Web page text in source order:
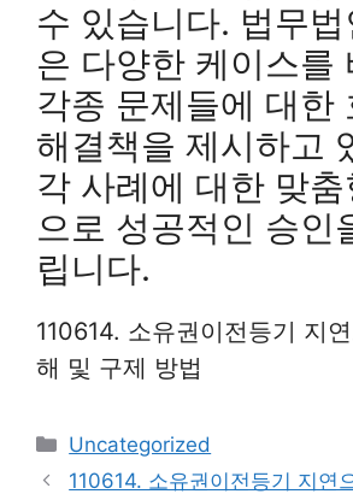
수 있습니다. 법무
은 다양한 케이스를
각종 문제들에 대한
해결책을 제시하고
각 사례에 대한 맞
으로 성공적인 승인
립니다.
110614. 소유권이전등기 지
해 및 구제 방법
Categories
Uncategorized
110614. 소유권이전등기 지연